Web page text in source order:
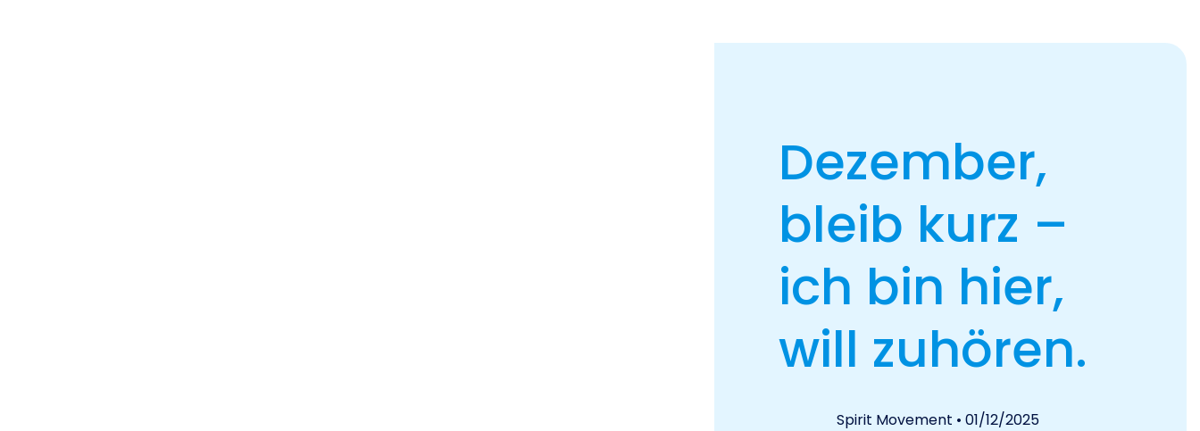
Spirit Movement • 01/12/2025
Dezember,
bleib kurz –
ich bin hier,
will zuhören.